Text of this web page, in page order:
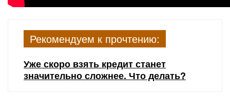
Рекомендуем к прочтению:
Уже скоро взять кредит станет
значительно сложнее. Что делать?